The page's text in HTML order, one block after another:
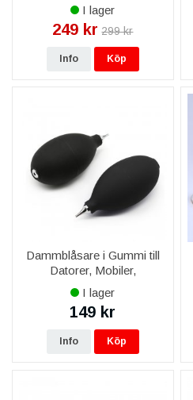
I lager
249 kr 299 kr
Info Köp
Dammblåsare i Gummi till
Datorer, Mobiler,
Kameralins
I lager
149 kr
Info Köp